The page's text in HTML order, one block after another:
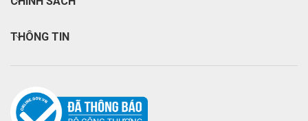
THÔNG TIN